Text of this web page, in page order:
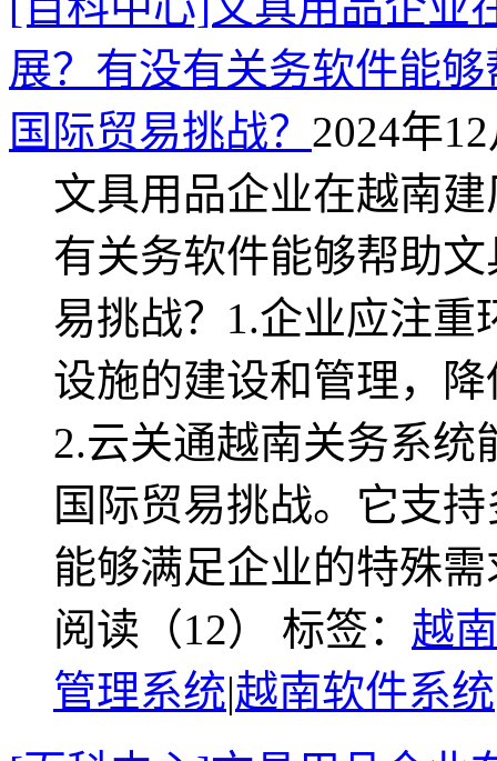
展？有没有关务软件能
国际贸易挑战？ 2024年
文具用品企业在越南
有关务软件能够帮助
易挑战？1.企业应注
设施的建设和管理，
2.云关通越南关务系
国际贸易挑战。它支
能够满足企业的特殊需
阅读（12） 标签： 越
管理系统|越南软件系统